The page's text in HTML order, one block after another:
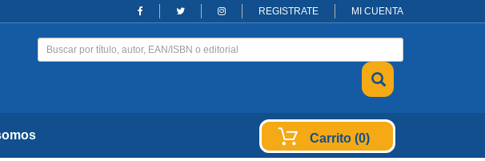
REGISTRATE MI CUENTA
Carrito (0)